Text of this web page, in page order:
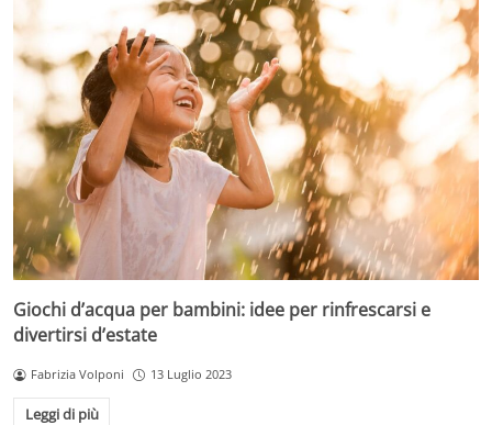
Giochi d’acqua per bambini: idee per rinfrescarsi e
divertirsi d’estate
Fabrizia Volponi 13 Luglio 2023
Leggi di più